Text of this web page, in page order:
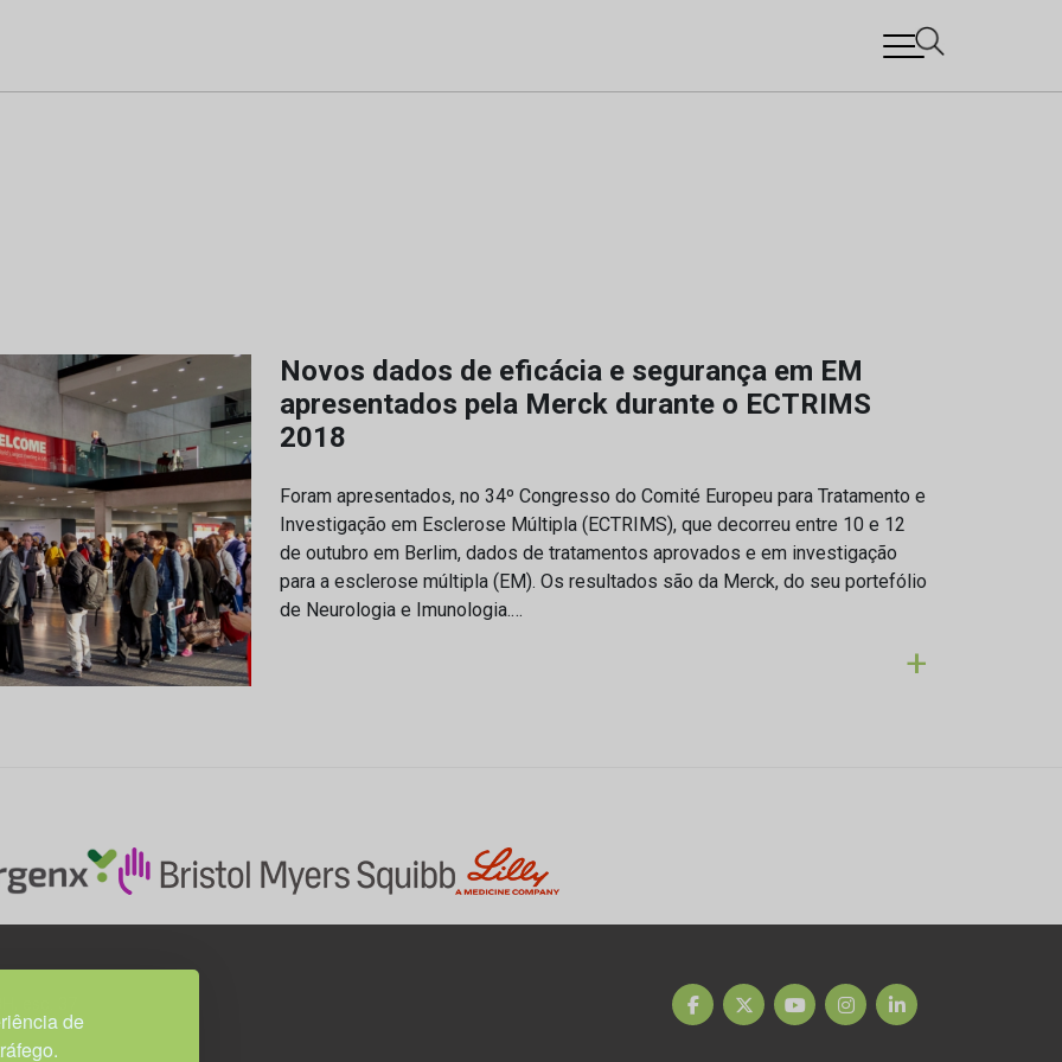
de
Novos dados de eficácia e segurança em EM
apresentados pela Merck durante o ECTRIMS
2018
Foram apresentados, no 34º Congresso do Comité Europeu para Tratamento e
Investigação em Esclerose Múltipla (ECTRIMS), que decorreu entre 10 e 12
de outubro em Berlim, dados de tratamentos aprovados e em investigação
para a esclerose múltipla (EM). Os resultados são da Merck, do seu portefólio
de Neurologia e Imunologia.…
+